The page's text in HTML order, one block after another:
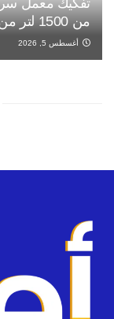
تفكيك معمل سري
من 1500 لتر من المسكرات
أغسطس 5, 2026